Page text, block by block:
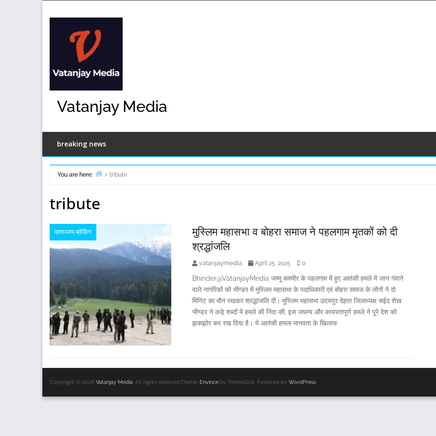
Vatanjay Media
breaking news
You are here:
tribute
tribute
वाताञ्जय ब्रेकिंग
मुस्लिम महासभा व बोहरा समाज ने पहलगाम मृतकों को दी
श्रद्धांजलि
vatanjaymedia April 25, 2025 0
Bhinder@VatanjayMedia जम्मू कश्मीर के पहलगाम में हुए आतंकी हमले में जान गंवाने
वाले नागरिकों को भीण्डर में मुस्लिम महासभा के पदाधिकारी एवं बोहरा समाज के लोगों ने दो
मिनिट का मौन रखकर श्रद्धांजलि दी। मुस्लिम महासभा उदयपुर देहात जिलाध्यक्ष सईद शेख
भीण्डर ने कड़े शब्दों में हमले की निंदा की, इस जघन्य और कायरतापूर्ण हमले ने पूरे देश को
झकझोर कर रख दिया है। ये आतंकी हमला मानवता के खिलाफ
Copyright © 2026 Vatanjay Media. All rights reserved.Theme: Envince by ThemeGrill. Powered by WordPress